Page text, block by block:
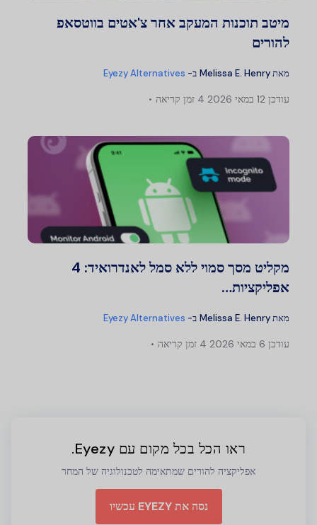
מיטב תוכנות המעקב אחר צ'אטים בווטסאפ
להורים
מאתMelissa E. Henry ב- Eyezy Alternatives
עודכן 4 זמן קריאה
מקליט מסך סמוי ללא סמל לאנדרואיד: 4
אפליקציות…
מאתMelissa E. Henry ב- Eyezy Alternatives
עודכן 4 זמן קריאה
ראו הכל בכל מקום עם Eyezy.
אפליקציה להורים שמתאימה לטכנולוגיה של המחר
נסה את EYEZY עכשיו